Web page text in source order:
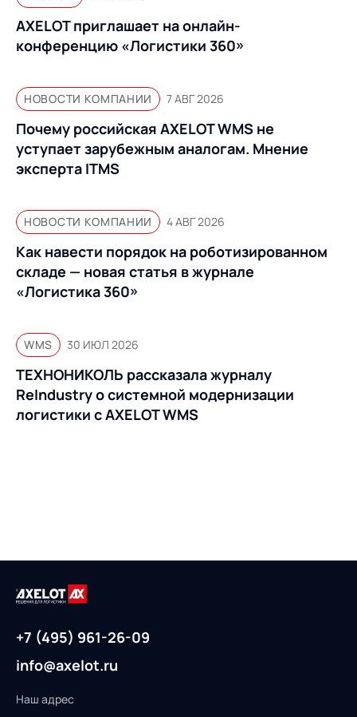
AXELOT приглашает на онлайн-
конференцию «Логистики 360»
НОВОСТИ КОМПАНИИ 7 АВГ 2026
Почему российская AXELOT WMS не
уступает зарубежным аналогам. Мнение
эксперта ITMS
НОВОСТИ КОМПАНИИ 4 АВГ 2026
Как навести порядок на роботизированном
складе — новая статья в журнале
«Логистика 360»
WMS 30 ИЮЛ 2026
ТЕХНОНИКОЛЬ рассказала журналу
ReIndustry о системной модернизации
логистики с AXELOT WMS
+7 (495) 961-26-09
info@axelot.ru
Наш адрес